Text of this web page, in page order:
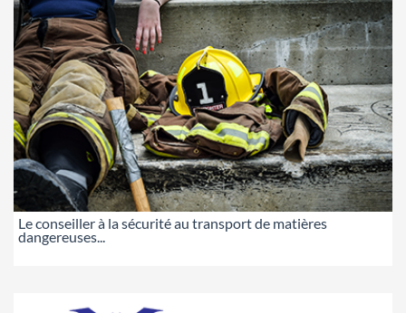
Le conseiller à la sécurité au transport de matières
dangereuses...